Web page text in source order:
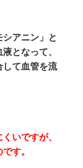
アニン」と
となって、
して血管を流
いですが、
です。